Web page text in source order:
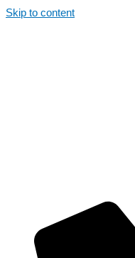
Skip to content